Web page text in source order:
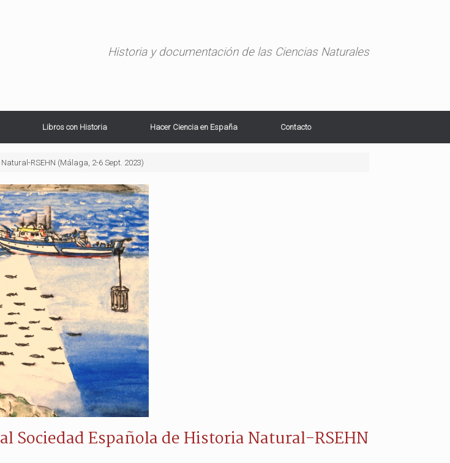
Historia y documentación de las Ciencias Naturales
Libros con Historia Hacer Ciencia en España Contacto
RSEHN (Málaga, 2-6 Sept. 2023)
Sociedad Española de Historia Natural-RSEHN